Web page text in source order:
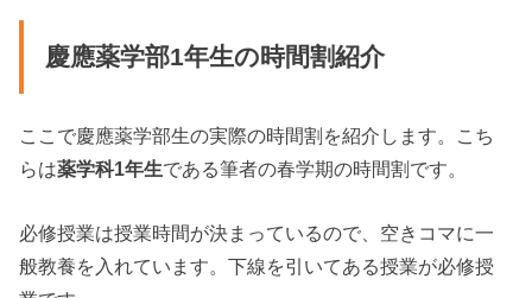
慶應薬学部1年生の時間割紹介
ここで慶應薬学部生の実際の時間割を紹介します。こち
らは薬学科1年生である筆者の春学期の時間割です。
必修授業は授業時間が決まっているので、空きコマに一
般教養を入れています。下線を引いてある授業が必修授